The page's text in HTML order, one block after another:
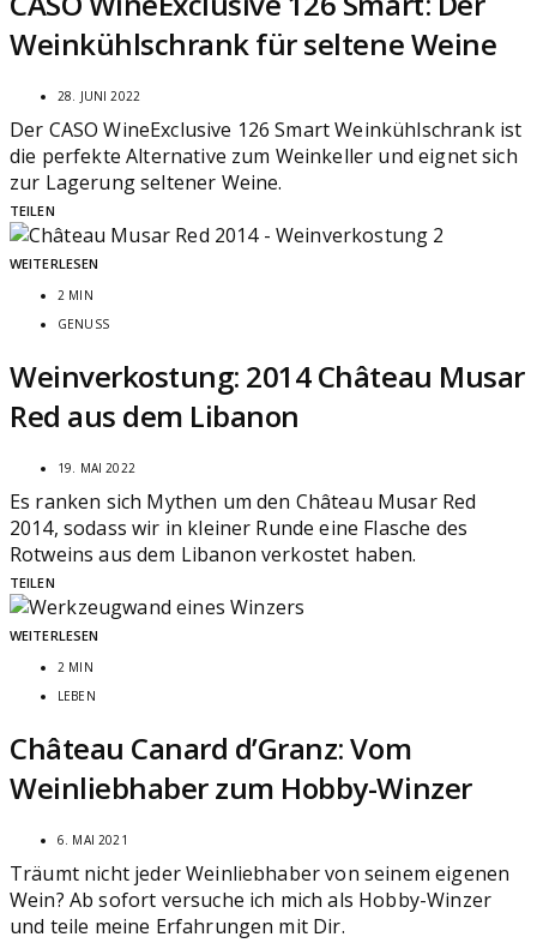
Weinkühlschrank für seltene Weine
28. JUNI 2022
Der CASO WineExclusive 126 Smart Weinkühlschrank ist
die perfekte Alternative zum Weinkeller und eignet sich
zur Lagerung seltener Weine.
TEILEN
WEITERLESEN
2 MIN
GENUSS
Weinverkostung: 2014 Château Musar
Red aus dem Libanon
19. MAI 2022
Es ranken sich Mythen um den Château Musar Red
2014, sodass wir in kleiner Runde eine Flasche des
Rotweins aus dem Libanon verkostet haben.
TEILEN
WEITERLESEN
2 MIN
LEBEN
Château Canard d’Granz: Vom
Weinliebhaber zum Hobby-Winzer
6. MAI 2021
Träumt nicht jeder Weinliebhaber von seinem eigenen
Wein? Ab sofort versuche ich mich als Hobby-Winzer
und teile meine Erfahrungen mit Dir.